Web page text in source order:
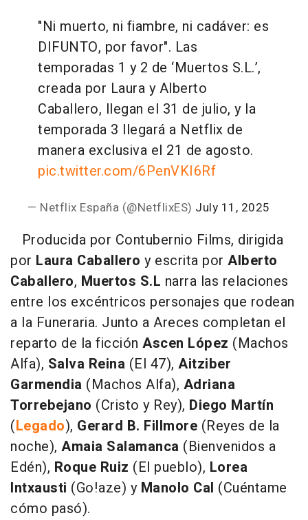
"Ni muerto, ni fiambre, ni cadáver: es
DIFUNTO, por favor". Las
temporadas 1 y 2 de ‘Muertos S.L.’,
creada por Laura y Alberto
Caballero, llegan el 31 de julio, y la
temporada 3 llegará a Netflix de
manera exclusiva el 21 de agosto.
pic.twitter.com/6PenVKI6Rf
— Netflix España (@NetflixES) July 11, 2025
Producida por Contubernio Films, dirigida
por Laura Caballero y escrita por Alberto
Caballero, Muertos S.L narra las relaciones
entre los excéntricos personajes que rodean
a la Funeraria. Junto a Areces completan el
reparto de la ficción Ascen López (Machos
Alfa), Salva Reina (El 47), Aitziber
Garmendia (Machos Alfa), Adriana
Torrebejano (Cristo y Rey), Diego Martín
(Legado), Gerard B. Fillmore (Reyes de la
noche), Amaia Salamanca (Bienvenidos a
Edén), Roque Ruiz (El pueblo), Lorea
Intxausti (Go!aze) y Manolo Cal (Cuéntame
cómo pasó).